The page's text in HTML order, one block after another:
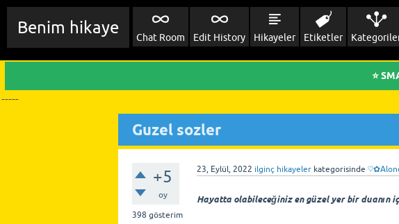
Benim hikaye
Chat Room Edit History Hikayeler Etiketler
⭐
-----
Guzel sozler
+5
oy
398 gösterim
23, Eylül, 2022 ilginç hikayeler kategorisinde
Hayatta olabileceğiniz en güzel yer bir duanın